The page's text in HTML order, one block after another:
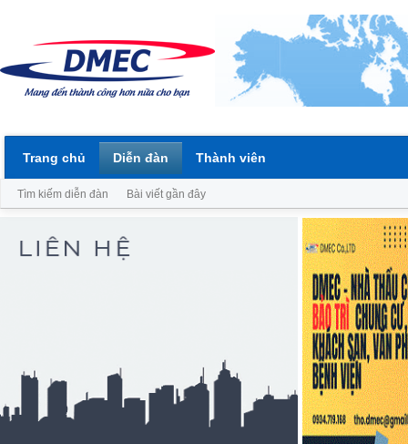
Trang chủ Diễn đàn
Tìm kiếm diễn đàn Bài viết gần đây
Thành viên